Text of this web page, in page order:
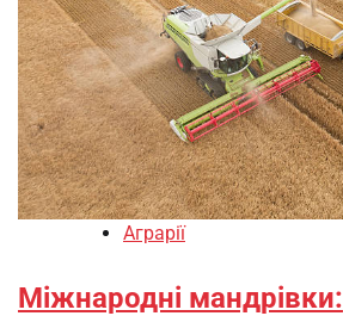
Аграрії
Міжнародні мандрівки: